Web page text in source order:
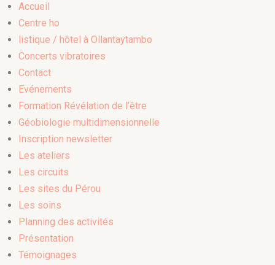
Accueil
Centre ho
listique / hôtel à Ollantaytambo
Concerts vibratoires
Contact
Evénements
Formation Révélation de l’être
Géobiologie multidimensionnelle
Inscription newsletter
Les ateliers
Les circuits
Les sites du Pérou
Les soins
Planning des activités
Présentation
Témoignages